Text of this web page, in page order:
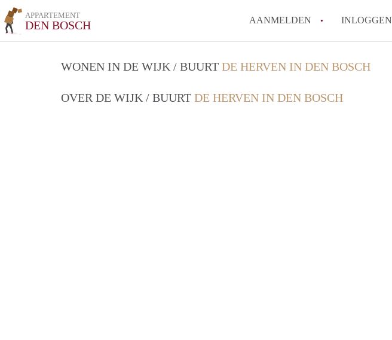
APPARTEMENT
DEN BOSCH AANMELDEN INLOGGEN
WONEN IN DE WIJK / BUURT DE HERVEN IN DEN BOSCH
OVER DE WIJK / BUURT DE HERVEN IN DEN BOSCH